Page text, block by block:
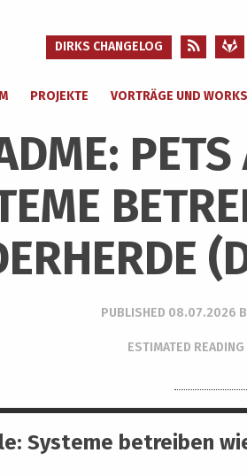
DIRKS CHANGELOG
PROJEKTE VORTRÄGE UND
PUBLISHED 08.07.2026
ESTIMATED
Systeme betreiben